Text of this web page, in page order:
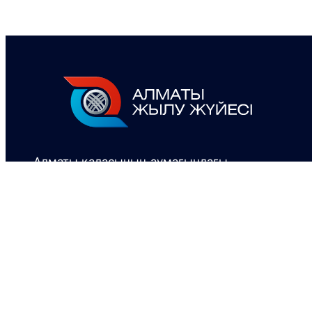
Алматы қаласының аумағындағы